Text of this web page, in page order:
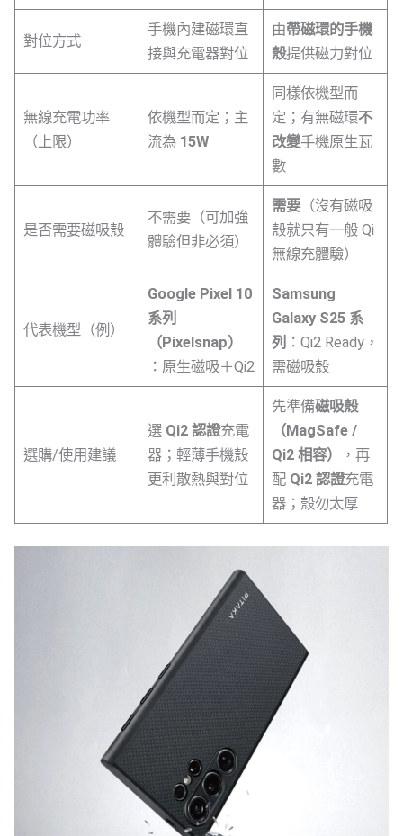
對位方式
手機內建磁環直
接與充電器對位
由帶磁環的手機
殼提供磁力對位
無線充電功率
（上限）
依機型而定；主
流為 15W
同樣依機型而
定；有無磁環不
改變手機原生瓦
數
是否需要磁吸殼
不需要（可加強
體驗但非必須）
需要（沒有磁吸
殼就只有一般 Qi
無線充體驗）
代表機型（例）
Google Pixel 10
系列
（Pixelsnap）
：原生磁吸＋Qi2
Samsung
Galaxy S25 系
列 ：Qi2 Ready，
需磁吸殼
選購/使用建議
選 Qi2 認證充電
器；輕薄手機殼
更利散熱與對位
先準備磁吸殼
（MagSafe /
Qi2 相容）
，再
配 Qi2 認證充電
器；殼勿太厚